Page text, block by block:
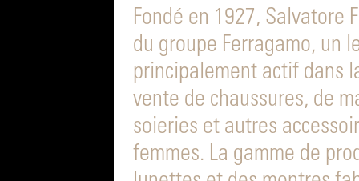
Fondé en 1927, Salvatore
du groupe Ferragamo, un
principalement actif dans
vente de chaussures, de
soieries et autres
femmes. La gamme de